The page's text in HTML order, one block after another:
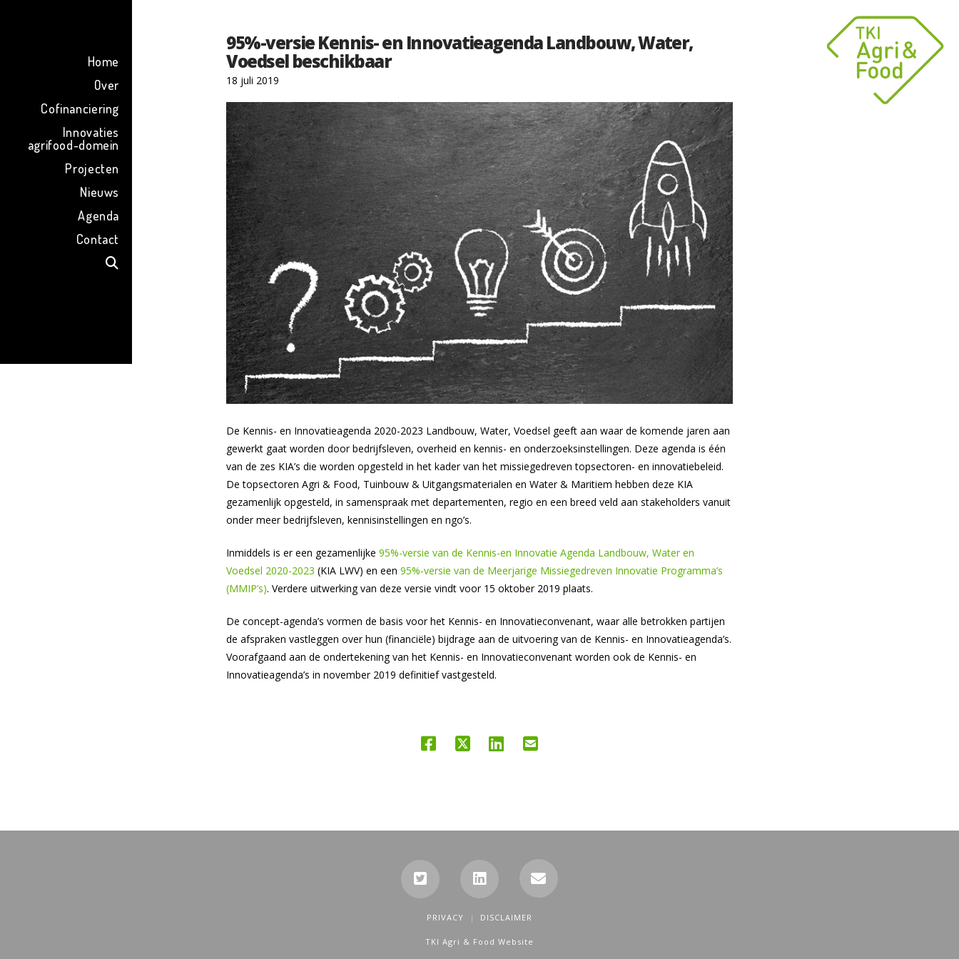
Home
Over
Cofinanciering
Innovaties
agrifood-domein
Projecten
Nieuws
Agenda
Contact
95%-versie Kennis- en Innovatieagenda Landbouw, Water,
Voedsel beschikbaar
18 juli 2019
De Kennis- en Innovatieagenda 2020-2023 Landbouw, Water, Voedsel geeft aan waar de komende jaren aan
gewerkt gaat worden door bedrijfsleven, overheid en kennis- en onderzoeksinstellingen. Deze agenda is één
van de zes KIA’s die worden opgesteld in het kader van het missiegedreven topsectoren- en innovatiebeleid.
De topsectoren Agri & Food, Tuinbouw & Uitgangsmaterialen en Water & Maritiem hebben deze KIA
gezamenlijk opgesteld, in samenspraak met departementen, regio en een breed veld aan stakeholders vanuit
onder meer bedrijfsleven, kennisinstellingen en ngo’s.
Inmiddels is er een gezamenlijke95%-versie van de Kennis-en Innovatie Agenda Landbouw, Water en
Voedsel 2020-2023 (KIA LWV) en een95%-versie van de Meerjarige Missiegedreven Innovatie Programma’s
(MMIP’s). Verdere uitwerking van deze versie vindt voor 15 oktober 2019 plaats.
De concept-agenda’s vormen de basis voor het Kennis- en Innovatieconvenant, waar alle betrokken partijen
de afspraken vastleggen over hun (financiële) bijdrage aan de uitvoering van de Kennis- en Innovatieagenda’s.
Voorafgaand aan de ondertekening van het Kennis- en Innovatieconvenant worden ook de Kennis- en
Innovatieagenda’s in november 2019 definitief vastgesteld.
PRIVACY DISCLAIMER
TKI Agri & Food Website